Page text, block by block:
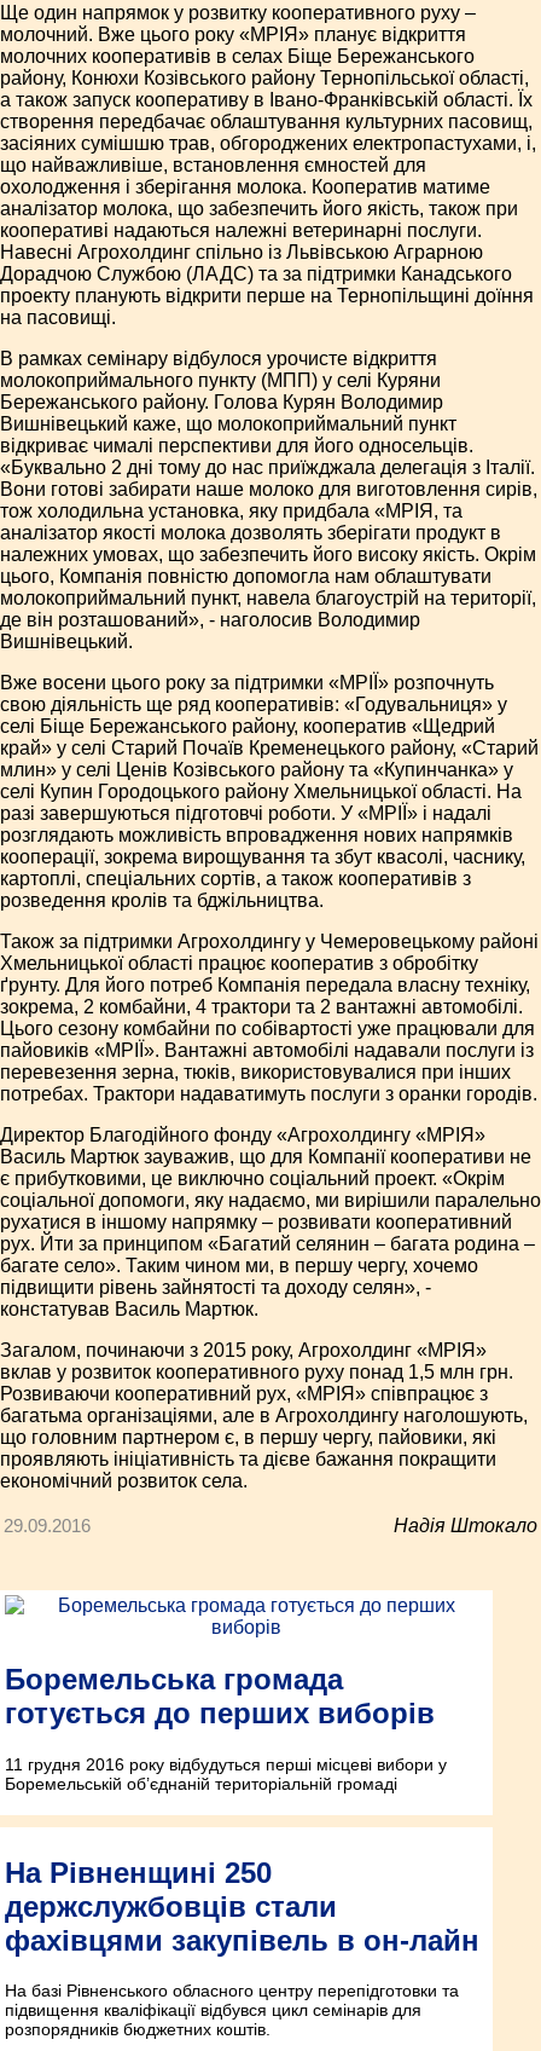
Ще один напрямок у розвитку кооперативного руху –
молочний. Вже цього року «МРІЯ» планує відкриття
молочних кооперативів в селах Біще Бережанського
району, Конюхи Козівського району Тернопільської області,
а також запуск кооперативу в Івано-Франківській області. Їх
створення передбачає облаштування культурних пасовищ,
засіяних сумішшю трав, обгороджених електропастухами, і,
що найважливіше, встановлення ємностей для
охолодження і зберігання молока. Кооператив матиме
аналізатор молока, що забезпечить його якість, також при
кооперативі надаються належні ветеринарні послуги.
Навесні Агрохолдинг спільно із Львівською Аграрною
Дорадчою Службою (ЛАДС) та за підтримки Канадського
проекту планують відкрити перше на Тернопільщині доїння
на пасовищі.
В рамках семінару відбулося урочисте відкриття
молокоприймального пункту (МПП) у селі Куряни
Бережанського району. Голова Курян Володимир
Вишнівецький каже, що молокоприймальний пункт
відкриває чималі перспективи для його односельців.
«Буквально 2 дні тому до нас приїжджала делегація з Італії.
Вони готові забирати наше молоко для виготовлення сирів,
тож холодильна установка, яку придбала «МРІЯ, та
аналізатор якості молока дозволять зберігати продукт в
належних умовах, що забезпечить його високу якість. Окрім
цього, Компанія повністю допомогла нам облаштувати
молокоприймальний пункт, навела благоустрій на території,
де він розташований», - наголосив Володимир
Вишнівецький.
Вже восени цього року за підтримки «МРІЇ» розпочнуть
свою діяльність ще ряд кооперативів: «Годувальниця» у
селі Біще Бережанського району, кооператив «Щедрий
край» у селі Старий Почаїв Кременецького району, «Старий
млин» у селі Ценів Козівського району та «Купинчанка» у
селі Купин Городоцького району Хмельницької області. На
разі завершуються підготовчі роботи. У «МРІЇ» і надалі
розглядають можливість впровадження нових напрямків
кооперації, зокрема вирощування та збут квасолі, часнику,
картоплі, спеціальних сортів, а також кооперативів з
розведення кролів та бджільництва.
Також за підтримки Агрохолдингу у Чемеровецькому районі
Хмельницької області працює кооператив з обробітку
ґрунту. Для його потреб Компанія передала власну техніку,
зокрема, 2 комбайни, 4 трактори та 2 вантажні автомобілі.
Цього сезону комбайни по собівартості уже працювали для
пайовиків «МРІЇ». Вантажні автомобілі надавали послуги із
перевезення зерна, тюків, використовувалися при інших
потребах. Трактори надаватимуть послуги з оранки городів.
Директор Благодійного фонду «Агрохолдингу «МРІЯ»
Василь Мартюк зауважив, що для Компанії кооперативи не
є прибутковими, це виключно соціальний проект. «Окрім
соціальної допомоги, яку надаємо, ми вирішили паралельно
рухатися в іншому напрямку – розвивати кооперативний
рух. Йти за принципом «Багатий селянин – багата родина –
багате село». Таким чином ми, в першу чергу, хочемо
підвищити рівень зайнятості та доходу селян», -
констатував Василь Мартюк.
Загалом, починаючи з 2015 року, Агрохолдинг «МРІЯ»
вклав у розвиток кооперативного руху понад 1,5 млн грн.
Розвиваючи кооперативний рух, «МРІЯ» співпрацює з
багатьма організаціями, але в Агрохолдингу наголошують,
що головним партнером є, в першу чергу, пайовики, які
проявляють ініціативність та дієве бажання покращити
економічний розвиток села.
29.09.2016 Надія Штокало
Боремельська громада
готується до перших виборів
11 грудня 2016 року відбудуться перші місцеві вибори у
Боремельській об’єднаній територіальній громаді
На Рівненщині 250
держслужбовців стали
фахівцями закупівель в он-лайн
На базі Рівненського обласного центру перепідготовки та
підвищення кваліфікації відбувся цикл семінарів для
розпорядників бюджетних коштів.